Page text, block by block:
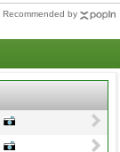
Recommended by